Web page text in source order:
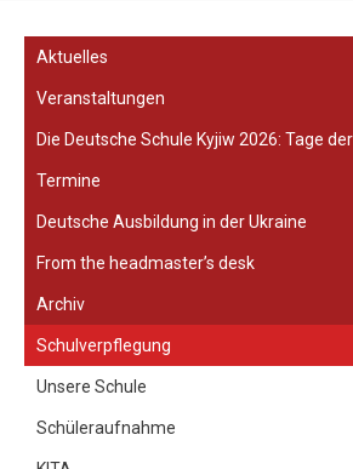
Aktuelles
Veranstaltungen
Die Deutsche Schule Kyjiw 2026: Tage
Termine
Deutsche Ausbildung in der Ukraine
From the headmaster’s desk
Archiv
Schulverpflegung
Unsere Schule
Schüleraufnahme